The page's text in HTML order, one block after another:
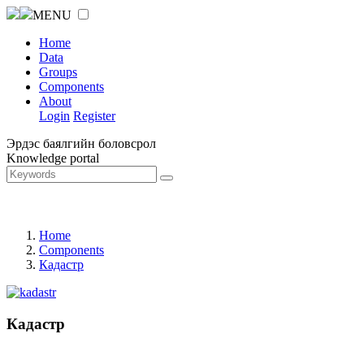
MENU
Home
Data
Groups
Components
About
Login Register
Эрдэс баялгийн боловсрол
Knowledge portal
Home
Components
Кадастр
Кадастр